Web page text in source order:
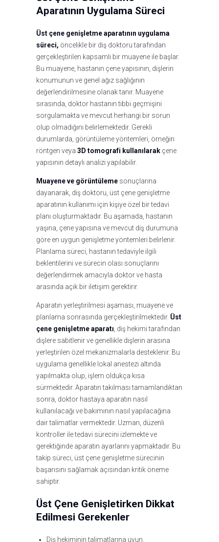
Aparatının Uygulama Süreci
Üst çene genişletme aparatının uygulama
süreci, öncelikle bir diş doktoru tarafından
gerçekleştirilen kapsamlı bir muayene ile başlar.
Bu muayene, hastanın çene yapısının, dişlerin
konumunun ve genel ağız sağlığının
değerlendirilmesine olanak tanır. Muayene
sırasında, doktor hastanın tıbbi geçmişini
sorgulamakta ve mevcut herhangi bir sorun
olup olmadığını belirlemektedir. Gerekli
durumlarda, görüntüleme yöntemleri, örneğin
röntgen veya 3D tomografi kullanılarak çene
yapısının detaylı analizi yapılabilir.
Muayene ve görüntüleme sonuçlarına
dayanarak, diş doktoru, üst çene genişletme
aparatının kullanımı için kişiye özel bir tedavi
planı oluşturmaktadır. Bu aşamada, hastanın
yaşına, çene yapısına ve mevcut diş durumuna
göre en uygun genişletme yöntemleri belirlenir.
Planlama süreci, hastanın tedaviyle ilgili
beklentilerini ve sürecin olası sonuçlarını
değerlendirmek amacıyla doktor ve hasta
arasında açık bir iletişim gerektirir.
Aparatın yerleştirilmesi aşaması, muayene ve
planlama sonrasında gerçekleştirilmektedir. Üst
çene genişletme aparatı , diş hekimi tarafından
dişlere sabitlenir ve genellikle dişlerin arasına
yerleştirilen özel mekanizmalarla desteklenir. Bu
uygulama genellikle lokal anestezi altında
yapılmakta olup, işlem oldukça kısa
sürmektedir. Aparatın takılması tamamlandıktan
sonra, doktor hastaya aparatın nasıl
kullanılacağı ve bakımının nasıl yapılacağına
dair talimatlar vermektedir. Uzman, düzenli
kontroller ile tedavi sürecini izlemekte ve
gerektiğinde aparatın ayarlarını yapmaktadır. Bu
takip süreci, üst çene genişletme sürecinin
başarısını sağlamak açısından kritik öneme
sahiptir.
Üst Çene Genişletirken Dikkat
Edilmesi Gerekenler
Diş hekiminin talimatlarına uyun.